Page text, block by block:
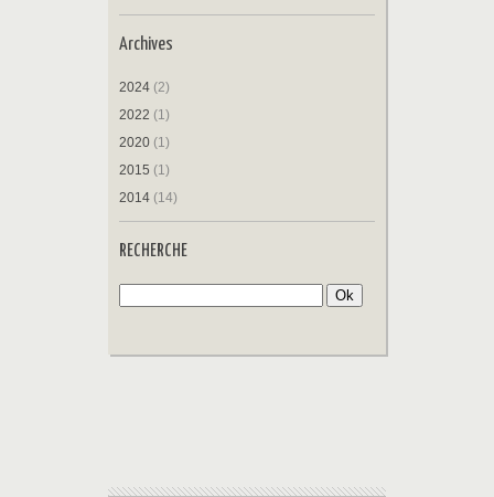
Archives
2024 (2)
2022 (1)
2020 (1)
2015 (1)
2014 (14)
RECHERCHE